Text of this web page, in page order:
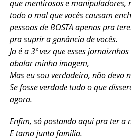
que mentirosos e manipuladores,
todo o mal que vocês causam
pessoas de BOSTA apenas pra
pra suprir a ganância de vocês.
Ja é a 3º vez que esses
abalar minha imagem,
Mas eu sou verdadeiro, não devo
Se fosse verdade tudo o que
agora.
Enfim, só postando aqui pra ter a
E tamo junto familia.